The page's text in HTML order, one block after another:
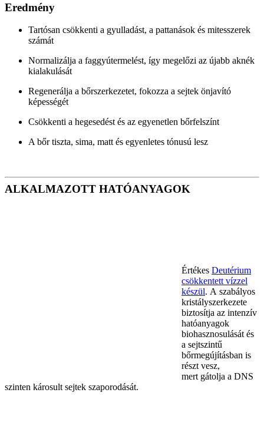
Eredmény
Tartósan csökkenti a gyulladást, a pattanások és mitesszerek
számát
Normalizálja a faggyútermelést, így megelőzi az újabb aknék
kialakulását
Regenerálja a bőrszerkezetet, fokozza a sejtek önjavító
képességét
Csökkenti a hegesedést és az egyenetlen bőrfelszínt
A bőr tiszta, sima, matt és egyenletes tónusú lesz
ALKALMAZOTT HATÓANYAGOK
Értékes Deutérium
csökkentett vízzel
készül. A szabályos
kristályszerkezete
biztosítja az intenzív
hatóanyagok
biohasznosulását és
a sejtszintű
bőrmegújításban is
részt vesz,
mert gátolja a DNS
szinten károsult sejtek szaporodását.